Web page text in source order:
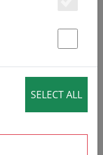
SELECT ALL